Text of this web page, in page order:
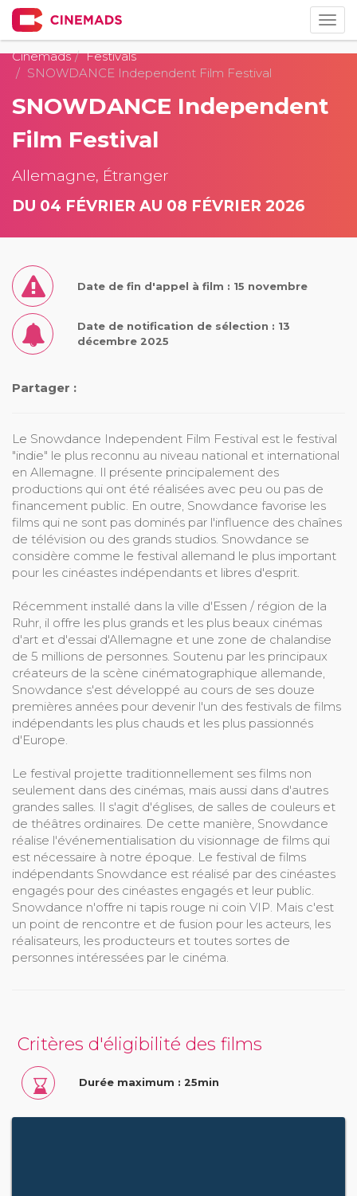
Cinemads
Festivals
SNOWDANCE Independent Film Festival
SNOWDANCE Independent
Film Festival
Allemagne, Étranger
DU 04 FÉVRIER AU 08 FÉVRIER 2026
Date de fin d'appel à film : 15 novembre
Date de notification de sélection : 13
décembre 2025
Partager :
Le Snowdance Independent Film Festival est le festival
"indie" le plus reconnu au niveau national et international
en Allemagne. Il présente principalement des
productions qui ont été réalisées avec peu ou pas de
financement public. En outre, Snowdance favorise les
films qui ne sont pas dominés par l'influence des chaînes
de télévision ou des grands studios. Snowdance se
considère comme le festival allemand le plus important
pour les cinéastes indépendants et libres d'esprit.
Récemment installé dans la ville d'Essen / région de la
Ruhr, il offre les plus grands et les plus beaux cinémas
d'art et d'essai d'Allemagne et une zone de chalandise
de 5 millions de personnes. Soutenu par les principaux
créateurs de la scène cinématographique allemande,
Snowdance s'est développé au cours de ses douze
premières années pour devenir l'un des festivals de films
indépendants les plus chauds et les plus passionnés
d'Europe.
Le festival projette traditionnellement ses films non
seulement dans des cinémas, mais aussi dans d'autres
grandes salles. Il s'agit d'églises, de salles de couleurs et
de théâtres ordinaires. De cette manière, Snowdance
réalise l'événementialisation du visionnage de films qui
est nécessaire à notre époque. Le festival de films
indépendants Snowdance est réalisé par des cinéastes
engagés pour des cinéastes engagés et leur public.
Snowdance n'offre ni tapis rouge ni coin VIP. Mais c'est
un point de rencontre et de fusion pour les acteurs, les
réalisateurs, les producteurs et toutes sortes de
personnes intéressées par le cinéma.
Critères d'éligibilité des films
Durée maximum : 25min